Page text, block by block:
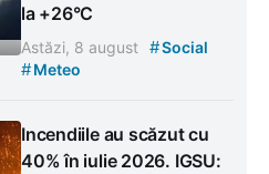
la +26°C
Astăzi, 8 august #Social
#Meteo
Incendiile au scăzut cu
40% în iulie 2026. IGSU: